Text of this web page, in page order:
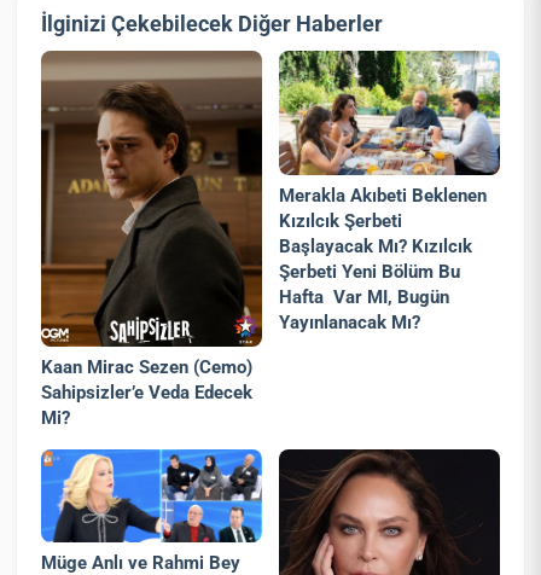
İlginizi Çekebilecek Diğer Haberler
Kaan Mirac Sezen (Cemo)
Sahipsizler’e Veda Edecek
Mi?
Merakla Akıbeti Beklenen
Kızılcık Şerbeti
Başlayacak Mı? Kızılcık
Şerbeti Yeni Bölüm Bu
Hafta Var MI, Bugün
Yayınlanacak Mı?
Müge Anlı ve Rahmi Bey